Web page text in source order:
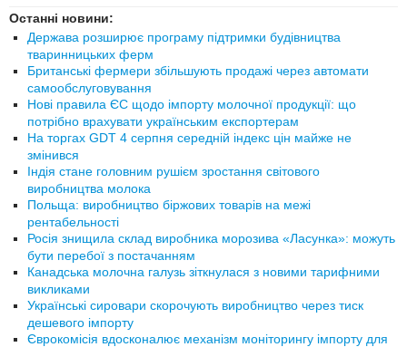
Останні новини:
Держава розширює програму підтримки будівництва
тваринницьких ферм
Британські фермери збільшують продажі через автомати
самообслуговування
Нові правила ЄС щодо імпорту молочної продукції: що
потрібно врахувати українським експортерам
На торгах GDT 4 серпня середній індекс цін майже не
змінився
Індія стане головним рушієм зростання світового
виробництва молока
Польща: виробництво біржових товарів на межі
рентабельності
Росія знищила склад виробника морозива «Ласунка»: можуть
бути перебої з постачанням
Канадська молочна галузь зіткнулася з новими тарифними
викликами
Українські сировари скорочують виробництво через тиск
дешевого імпорту
Єврокомісія вдосконалює механізм моніторингу імпорту для